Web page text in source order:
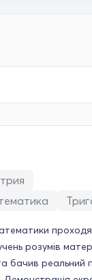
розумів
бачив реальний